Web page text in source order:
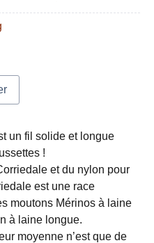
un fil solide et longue
!
et du nylon pour
est une race
moutons Mérinos à laine
à laine longue.
moyenne n’est que de